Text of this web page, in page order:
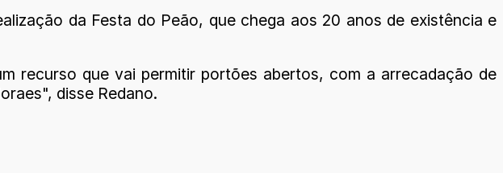
da Festa do Peão, que chega aos 20 anos de existência e
recurso que vai permitir portões abertos, com a arrecadação de
disse Redano.